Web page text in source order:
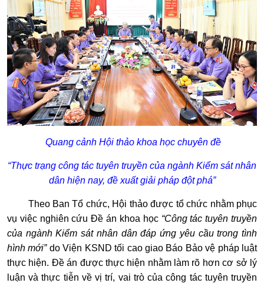
Quang cảnh Hội thảo khoa học chuyên đề
“Thực trạng công tác tuyên truyền của ngành Kiểm sát nhân
dân hiện nay, đề xuất giải pháp đột phá”
Theo Ban Tổ chức, Hội thảo được tổ chức nhằm phục
vụ việc nghiên cứu Đề án khoa học “Công tác tuyên truyền
của ngành Kiểm sát nhân dân đáp ứng yêu cầu trong tình
hình mới”do Viện KSND tối cao giao Báo Bảo vệ pháp luật
thực hiện. Đề án được thực hiện nhằm làm rõ hơn cơ sở lý
luận và thực tiễn về vị trí, vai trò của công tác tuyên truyền